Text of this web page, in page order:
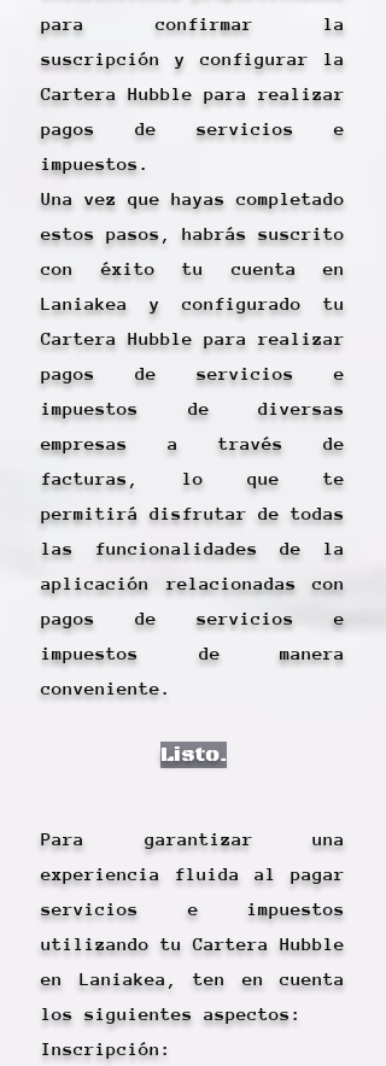
para confirmar la
suscripción y configurar la
Cartera Hubble para realizar
pagos de servicios e
impuestos.
Una vez que hayas completado
estos pasos, habrás suscrito
con éxito tu cuenta en
Laniakea y configurado tu
Cartera Hubble para realizar
pagos de servicios e
impuestos de diversas
empresas a través de
facturas, lo que te
permitirá disfrutar de todas
las funcionalidades de la
aplicación relacionadas con
pagos de servicios e
impuestos de manera
conveniente.
Listo.
Para garantizar una
experiencia fluida al pagar
servicios e impuestos
utilizando tu Cartera Hubble
en Laniakea, ten en cuenta
los siguientes aspectos:
Inscripción: